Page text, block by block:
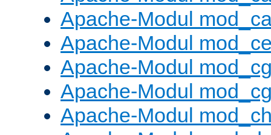
Apache-Modul
Apache-Modul
Apache-Modul
Apache-Modul
Apache-Modul